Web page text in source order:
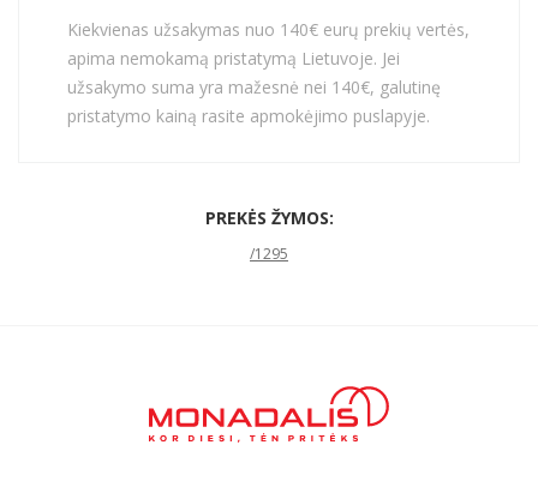
Kiekvienas užsakymas nuo 140€ eurų prekių vertės,
apima nemokamą pristatymą Lietuvoje. Jei
užsakymo suma yra mažesnė nei 140€, galutinę
pristatymo kainą rasite apmokėjimo puslapyje.
PREKĖS ŽYMOS:
/1295